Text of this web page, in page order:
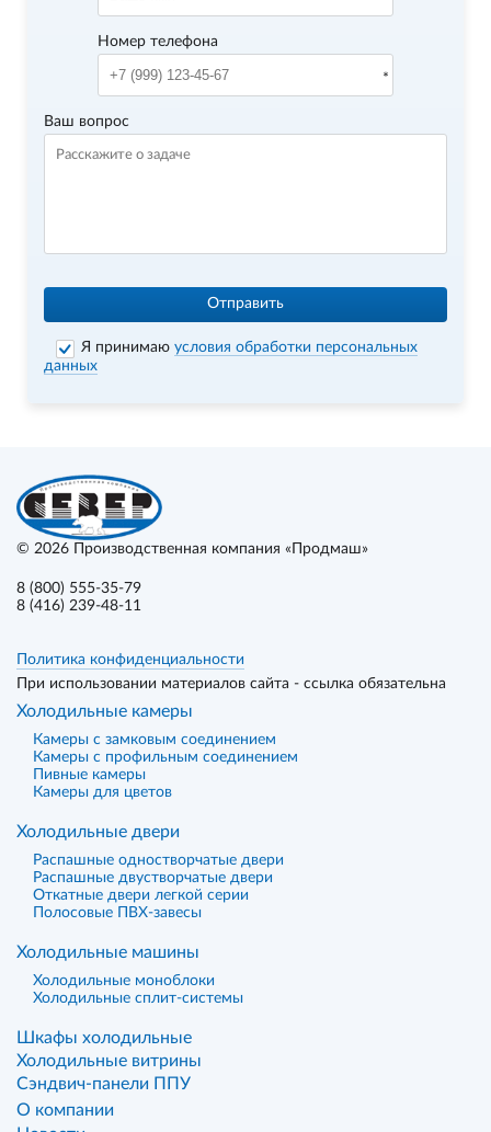
Номер телефона
Ваш вопрос
Отправить
Я принимаюусловия обработки персональных
данных
© 2026 Производственная компания «Продмаш»
8 (800) 555-35-79
8 (416) 239-48-11
Политика конфиденциальности
При использовании материалов сайта - ссылка обязательна
Холодильные камеры
Камеры с замковым соединением
Камеры с профильным соединением
Пивные камеры
Камеры для цветов
Холодильные двери
Распашные одностворчатые двери
Распашные двустворчатые двери
Откатные двери легкой серии
Полосовые ПВХ-завесы
Холодильные машины
Холодильные моноблоки
Холодильные сплит-системы
Шкафы холодильные
Холодильные витрины
Сэндвич-панели ППУ
О компании